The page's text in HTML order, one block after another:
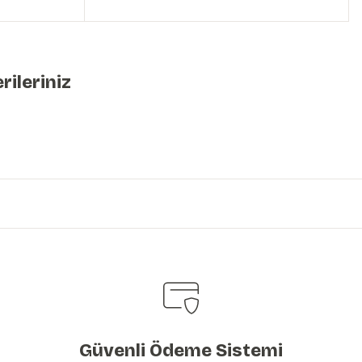
Güvenli Ödeme Sistemi